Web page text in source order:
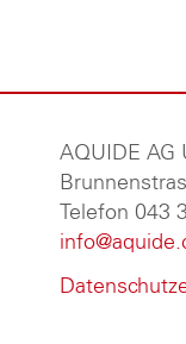
AQUIDE AG
Telefon 043